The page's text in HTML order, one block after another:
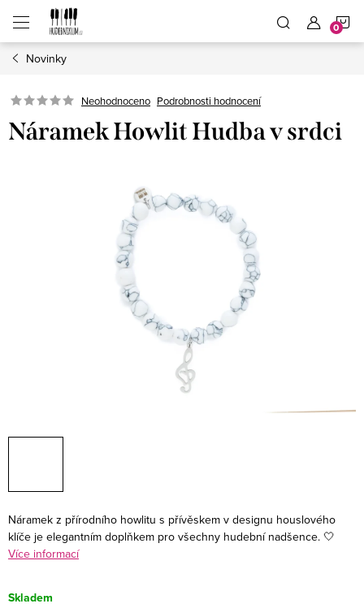
obsah
Novinky
Neohodnoceno Podrobnosti hodnocení
Náramek Howlit Hudba v srdci
Náramek z přírodního howlitu s přívěskem v designu houslového
klíče je elegantním doplňkem pro všechny hudební nadšence. 🤍
Více informací
Skladem